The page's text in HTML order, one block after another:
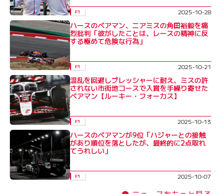
F1 2025-10-28
ハースのベアマン、ニアミスの角田裕毅を痛
烈批判「彼がしたことは、レースの精神に反
する極めて危険な行為」
F1 2025-10-21
混乱を回避しプレッシャーに耐え、ミスの許
されない市街地コースで入賞を手繰り寄せた
ベアマン【ルーキー・フォーカス】
F1 2025-10-13
ハースのベアマンが9位「ハジャーとの接触
があり順位を落としたが、最終的に2点取れ
てうれしい」
F1 2025-10-07